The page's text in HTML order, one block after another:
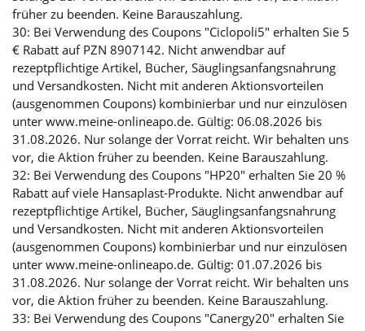
früher zu beenden. Keine Barauszahlung.
30: Bei Verwendung des Coupons "Ciclopoli5" erhalten Sie 5
€ Rabatt auf PZN 8907142. Nicht anwendbar auf
rezeptpflichtige Artikel, Bücher, Säuglingsanfangsnahrung
und Versandkosten. Nicht mit anderen Aktionsvorteilen
(ausgenommen Coupons) kombinierbar und nur einzulösen
unter www.meine-onlineapo.de. Gültig: 06.08.2026 bis
31.08.2026. Nur solange der Vorrat reicht. Wir behalten uns
vor, die Aktion früher zu beenden. Keine Barauszahlung.
32: Bei Verwendung des Coupons "HP20" erhalten Sie 20 %
Rabatt auf viele Hansaplast-Produkte. Nicht anwendbar auf
rezeptpflichtige Artikel, Bücher, Säuglingsanfangsnahrung
und Versandkosten. Nicht mit anderen Aktionsvorteilen
(ausgenommen Coupons) kombinierbar und nur einzulösen
unter www.meine-onlineapo.de. Gültig: 01.07.2026 bis
31.08.2026. Nur solange der Vorrat reicht. Wir behalten uns
vor, die Aktion früher zu beenden. Keine Barauszahlung.
33: Bei Verwendung des Coupons "Canergy20" erhalten Sie